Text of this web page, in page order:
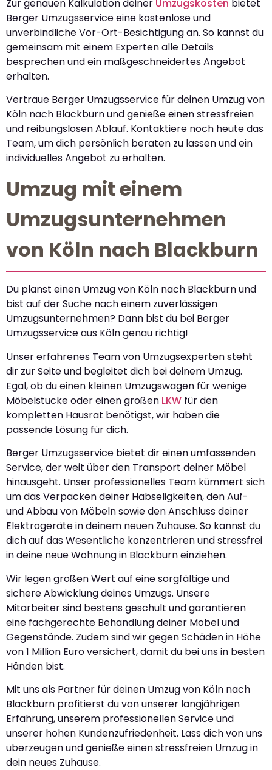
Zur genauen Kalkulation deiner Umzugskosten bietet
Berger Umzugsservice eine kostenlose und
unverbindliche Vor-Ort-Besichtigung an. So kannst du
gemeinsam mit einem Experten alle Details
besprechen und ein maßgeschneidertes Angebot
erhalten.
Vertraue Berger Umzugsservice für deinen Umzug von
Köln nach Blackburn und genieße einen stressfreien
und reibungslosen Ablauf. Kontaktiere noch heute das
Team, um dich persönlich beraten zu lassen und ein
individuelles Angebot zu erhalten.
Umzug mit einem
Umzugsunternehmen
von Köln nach Blackburn
Du planst einen Umzug von Köln nach Blackburn und
bist auf der Suche nach einem zuverlässigen
Umzugsunternehmen? Dann bist du bei Berger
Umzugsservice aus Köln genau richtig!
Unser erfahrenes Team von Umzugsexperten steht
dir zur Seite und begleitet dich bei deinem Umzug.
Egal, ob du einen kleinen Umzugswagen für wenige
Möbelstücke oder einen großen LKW für den
kompletten Hausrat benötigst, wir haben die
passende Lösung für dich.
Berger Umzugsservice bietet dir einen umfassenden
Service, der weit über den Transport deiner Möbel
hinausgeht. Unser professionelles Team kümmert sich
um das Verpacken deiner Habseligkeiten, den Auf-
und Abbau von Möbeln sowie den Anschluss deiner
Elektrogeräte in deinem neuen Zuhause. So kannst du
dich auf das Wesentliche konzentrieren und stressfrei
in deine neue Wohnung in Blackburn einziehen.
Wir legen großen Wert auf eine sorgfältige und
sichere Abwicklung deines Umzugs. Unsere
Mitarbeiter sind bestens geschult und garantieren
eine fachgerechte Behandlung deiner Möbel und
Gegenstände. Zudem sind wir gegen Schäden in Höhe
von 1 Million Euro versichert, damit du bei uns in besten
Händen bist.
Mit uns als Partner für deinen Umzug von Köln nach
Blackburn profitierst du von unserer langjährigen
Erfahrung, unserem professionellen Service und
unserer hohen Kundenzufriedenheit. Lass dich von uns
überzeugen und genieße einen stressfreien Umzug in
dein neues Zuhause.